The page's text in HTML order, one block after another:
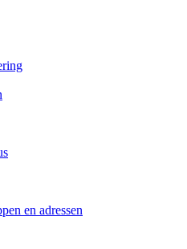
en adressen